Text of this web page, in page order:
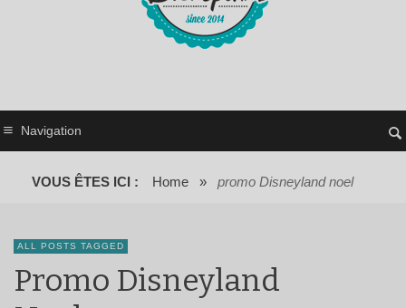
Navigation
VOUS ÊTES ICI : Home » promo Disneyland noel
ALL POSTS TAGGED
Promo Disneyland